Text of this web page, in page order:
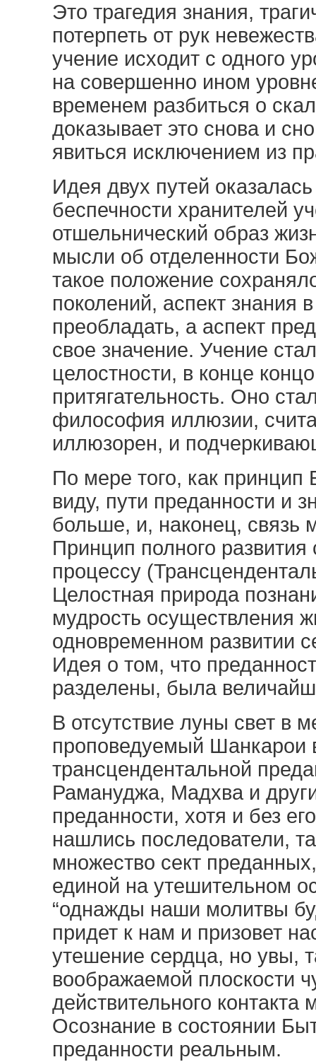
Это трагедия знания,
потерпеть от рук
учение исходит с одного
на совершенно ином
временем разбиться о
доказывает это снова и
явиться исключением из
Идея двух путей
беспечности хранителей
отшельнический образ
мысли об отделенности
такое положение
поколений, аспект
преобладать, а аспект
свое значение. Учение
целостности, в конце
притягательность. Оно
философия иллюзии,
иллюзорен, и
По мере того, как
виду, пути преданности и
больше, и, наконец, связь
Принцип полного
процессу
Целостная природа
мудрость осуществления
одновременном развитии
Идея о том, что
разделены, была
В отсутствие луны свет в
проповедуемый Шанкарои
трансцендентальной
Рамануджа, Мадхва и
преданности, хотя и без
нашлись последователи,
множество сект
единой на утешительном
“однажды наши молитвы
придет к нам и призовет
утешение сердца, но увы,
воображаемой плоскости
действительного
Осознание в состоянии
преданности реальным.